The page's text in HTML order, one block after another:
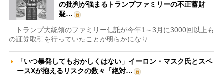
の批判が強まるトランプファミリーの不正蓄財
疑…
トランプ大統領のファミリー信託が今年1～3月に3000回以上も
の証券取引を行っていたことが明らかになり…
「いつ暴発してもおかしくはない」イーロン・マスク氏とスペ
ースXが抱えるリスクの数々「絶対…